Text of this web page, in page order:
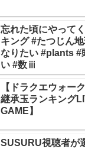
忘れた頃にやって
キング #たつじん
なりたい #plants #
い #数ⅲ
【ドラクエウォー
継承玉ランキング
GAME】
SUSURU視聴者が